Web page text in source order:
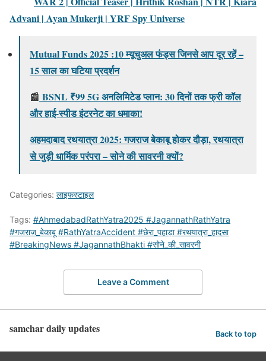
Advani | Ayan Mukerji | YRF Spy Universe
Mutual Funds 2025 :10 म्यूचुअल फंड्स जिनसे आप दूर रहें –
15 साल का घटिया प्रदर्शन
📰 BSNL ₹99 5G अनलिमिटेड प्लान: 30 दिनों तक फ्री कॉल
और हाई-स्पीड इंटरनेट का धमाका!
अहमदाबाद रथयात्रा 2025: गजराज बेकाबू होकर दौड़ा, रथयात्रा
से जुड़ी धार्मिक परंपरा – सोने की सावरनी क्यों?
Categories: लाइफस्टाइल
Tags: #AhmedabadRathYatra2025 #JagannathRathYatra
#गजराज_बेकाबू #RathYatraAccident #छेरा_पहाड़ा #रथयात्रा_हादसा
#BreakingNews #JagannathBhakti #सोने_की_सावरनी
Leave a Comment
samchar daily updates Back to top